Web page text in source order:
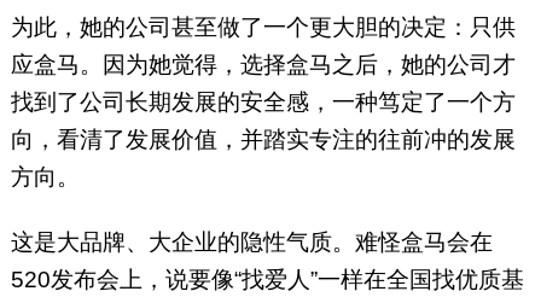
为此，她的公司甚至做了一个更大胆的决定：只供
应盒马。因为她觉得，选择盒马之后，她的公司才
找到了公司长期发展的安全感，一种笃定了一个方
向，看清了发展价值，并踏实专注的往前冲的发展
方向。
这是大品牌、大企业的隐性气质。难怪盒马会在
520发布会上，说要像“找爱人”一样在全国找优质基